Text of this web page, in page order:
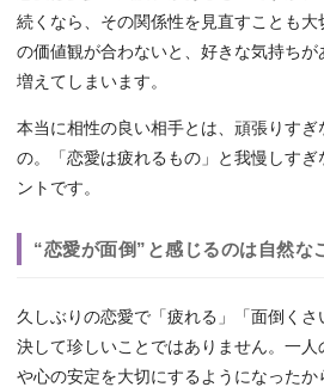
続くなら、その関係性を見直すことも
の価値観が合わないと、好きな気持ち
増えてしまいます。
本当に相性の良い相手とは、頑張りすぎ
の。「恋愛は疲れるもの」と我慢しすぎ
ントです。
“恋愛が面倒”と感じるのは自然な
久しぶりの恋愛で「疲れる」「面倒くさ
決して珍しいことではありません。一人
や心の安定を大切にするようになった